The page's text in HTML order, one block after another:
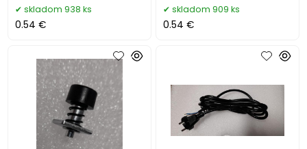
skladom 938 ks
0.54 €
skladom 909 ks
0.54 €